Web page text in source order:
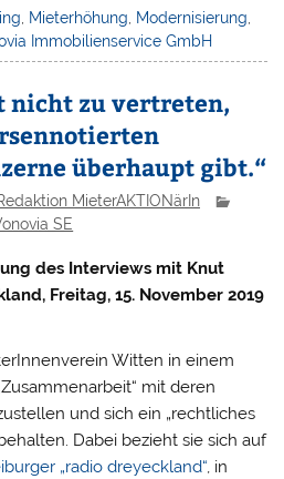
Mieterhöhung Modernisierung
Immobilienservice GmbH
nicht zu vertreten,
überhaupt gibt.“
MieterAKTIONärIn
SE
des Interviews mit Knut
Freitag, 15. November 2019
Witten in einem
mit deren
und sich ein „rechtliches
Dabei bezieht sie sich auf
„radio dreyeckland“, in